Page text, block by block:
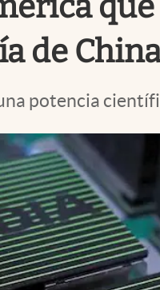
de
potencia